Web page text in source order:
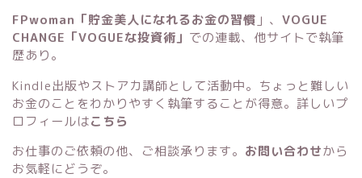
FPwoman「貯金美人になれるお金の習慣 」 、 VOGUE
CHANGE「VOGUEな投資術」 での連載、他サイトで執筆
歴あり。
Kindle出版やストアカ講師として活動中。ちょっと難しい
お金のことをわかりやすく執筆することが得意。詳しいプ
ロフィールはこちら
お仕事のご依頼の他、ご相談承ります。 お問い合わせから
お気軽にどうぞ。